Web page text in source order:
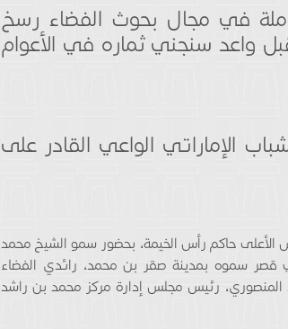
في مجال بحوث الفضاء رسخ
واعد سنجني ثماره في الأعوام
الإماراتي الواعي القادر على
حاكم رأس الخيمة، بحضور سمو الشيخ محمد
سموه بمدينة صقر بن محمد، رائدي الفضاء
المنصوري، رئيس مجلس إدارة مركز محمد بن راشد